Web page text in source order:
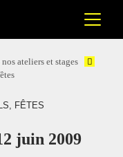
ateliers et stages
FÊTES
juin 2009